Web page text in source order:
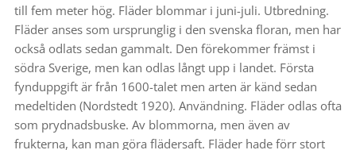
till fem meter hög. Fläder blommar i juni-juli. Utbredning.
Fläder anses som ursprunglig i den svenska floran, men har
också odlats sedan gammalt. Den förekommer främst i
södra Sverige, men kan odlas långt upp i landet. Första
fynduppgift är från 1600-talet men arten är känd sedan
medeltiden (Nordstedt 1920). Användning. Fläder odlas ofta
som prydnadsbuske. Av blommorna, men även av
frukterna, kan man göra flädersaft. Fläder hade förr stort